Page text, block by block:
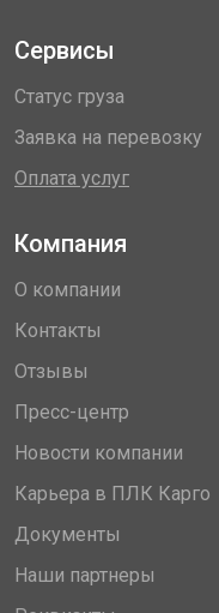
Сервисы
Статус груза
Заявка на перевозку
Оплата услуг
Компания
О компании
Контакты
Отзывы
Пресс-центр
Новости компании
Карьера в ПЛК Карго
Документы
Наши партнеры